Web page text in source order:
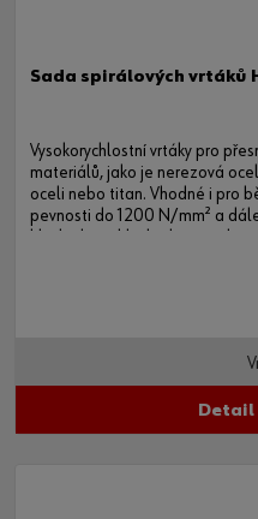
Sada spirálových vrtáků
Vysokorychlostní vrtáky pro
materiálů, jako je nerezová
oceli nebo titan. Vhodné i pro
pevnosti do 1200 N/mm² a
Detail